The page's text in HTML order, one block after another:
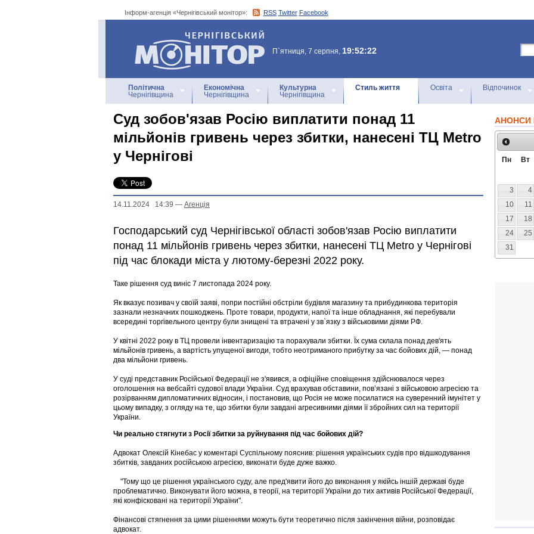
Інформ-агенція «Чернігівський монітор»: RSS Twitter Facebook
Інформ-агенція
«Чернігівський монітор»
П`ятниця, 7 серпня, 19:52:22
Політична
Чернігівщина
Економічна
Чернігівщина
Культурна
Чернігівщина
Стиль життя Освіта Відпочинок
Суд зобов'язав Росію виплатити понад 11
мільйонів гривень через збитки, нанесені ТЦ Metro
у Чернігові
14.11.2024 14:39 — Агенцiя
Господарський суд Чернігівської області зобов'язав Росію виплатити
понад 11 мільйонів гривень через збитки, нанесені ТЦ Metro у Чернігові
під час блокади міста у лютому-березні 2022 року.
Таке рішення суд виніс 7 листопада 2024 року.
Як вказує позивач у своїй заяві, попри постійні обстріли будівля магазину та прибудинкова територія
зазнали незначних пошкоджень. Проте товари, продукти, напої та інше обладнання, які перебували
всередині торгівельного центру були знищені та втрачені у зв`язку з військовими діями РФ.
У квітні 2022 року в ТЦ провели інвентаризацію та порахували збитки. Їх сума склала понад дев'ять
мільйонів гривень, а вартість упущеної вигоди, тобто неотриманого прибутку за час бойових дій, — понад
два мільйони гривень.
У суді представник Російської Федерації не з'явився, а офіційне сповіщення здійснювалося через
оголошення на вебсайті судової влади України. Суд врахував обставини, пов’язані з військовою агресією та
розірванням дипломатичних відносин, і постановив, що Росія не може посилатися на суверенний імунітет у
цьому випадку, з огляду на те, що збитки були завдані агресивними діями її збройних сил на території
України.
Чи реально стягнути з Росії збитки за руйнування під час бойових дій?
Адвокат Олексій Кінебас у коментарі Суспільному пояснив: рішення українських судів про відшкодування
збитків, завданих російською агресією, виконати буде дуже важко.
"Тому що це рішення українського суду, але пред'явити його до виконання у якійсь іншій державі буде
проблематично. Виконувати його можна, в теорії, на території України до тих активів Російської Федерації,
які конфісковані на території України".
Фінансові стягнення за цими рішеннями можуть бути теоретично після закінчення війни, розповідає
адвокат.
АНОНСИ
Пн Вт
3
4
10
11
17
18
24
25
31